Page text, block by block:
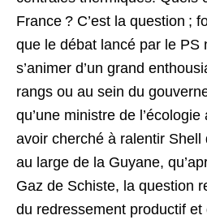
France ? C’est la question ;
que le débat lancé par le PS
s’animer d’un grand
rangs ou au sein du
qu’une ministre de
avoir cherché à ralentir Shell
au large de la Guyane,
Gaz de Schiste, la question
du redressement productif et